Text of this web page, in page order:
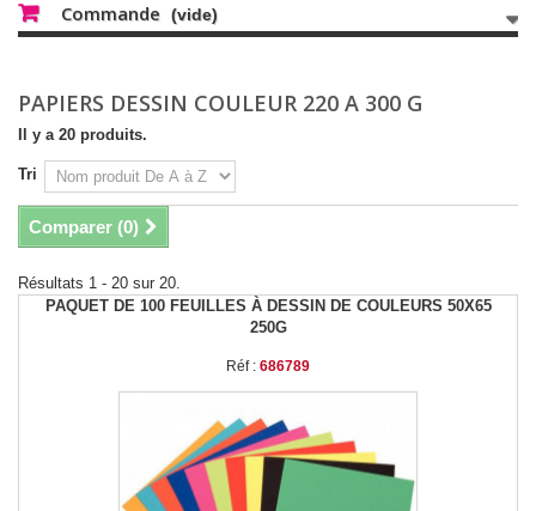
Commande (vide)
PAPIERS DESSIN COULEUR 220 A 300 G
Il y a 20 produits.
Tri
Comparer (0)
Résultats 1 - 20 sur 20.
PAQUET DE 100 FEUILLES À DESSIN DE COULEURS 50X65
250G
Réf : 686789